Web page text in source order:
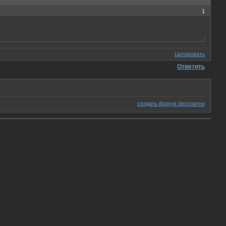
1
Цитировать
Ответить
создать форум бесплатно